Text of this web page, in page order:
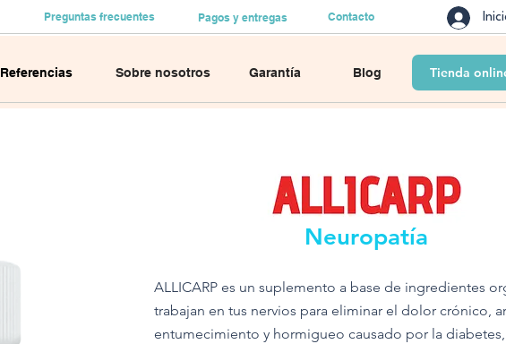
Preguntas frecuentes Pagos y entregas Contacto
Referencias Sobre nosotros Garantía Blog Tienda
ALLICARP es un suplemento a base de ingredientes
trabajan en tus nervios para eliminar el dolor crónico,
entumecimiento y hormigueo causado por la
Neuropatía